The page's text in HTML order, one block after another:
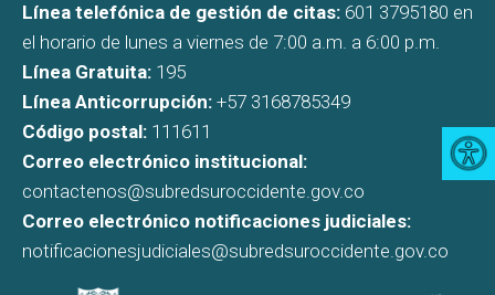
Línea telefónica de gestión de citas: 601 3795180 en
el horario de lunes a viernes de 7:00 a.m. a 6:00 p.m.
Línea Gratuita: 195
Línea Anticorrupción: +57 3168785349
Código postal: 111611
Correo electrónico institucional:
contactenos@subredsuroccidente.gov.co
Correo electrónico notificaciones judiciales:
notificacionesjudiciales@subredsuroccidente.gov.co